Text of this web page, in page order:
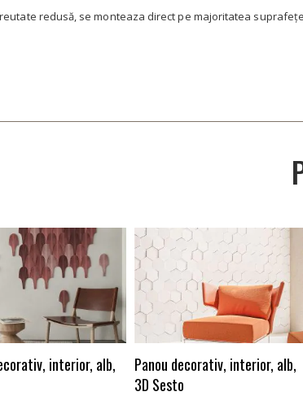
redusă, se monteaza direct pe majoritatea
interior, alb,
Panou decorativ, interior, alb,
3D Sesto